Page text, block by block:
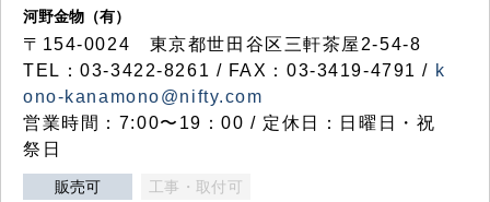
河野金物（有）
〒154-0024 東京都世田谷区三軒茶屋2-54-8
TEL：03-3422-8261 / FAX：03-3419-4791 / k
ono-kanamono@nifty.com
営業時間：7:00〜19：00 / 定休日：日曜日・祝
祭日
販売可 工事・取付可